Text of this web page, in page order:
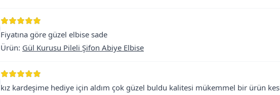
Fiyatına göre güzel elbise sade
Ürün: Gül Kurusu Pileli Şifon Abiye Elbise
kız kardeşime hediye için aldım çok güzel buldu kalitesi mükemmel bir ürün